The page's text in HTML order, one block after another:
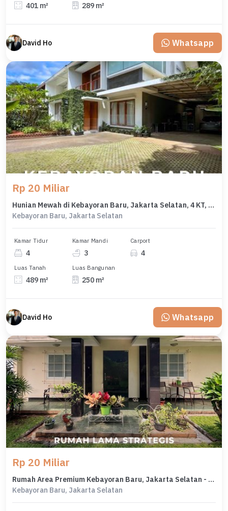
401 m² 289 m²
David Ho Whatsapp
Rp 20 Miliar
Hunian Mewah di Kebayoran Baru, Jakarta Selatan, 4 KT, LT 489m²
Kebayoran Baru, Jakarta Selatan
Kamar Tidur
4
Kamar Mandi
3
Carport
4
Luas Tanah
489 m²
Luas Bangunan
250 m²
David Ho Whatsapp
Rp 20 Miliar
Rumah Area Premium Kebayoran Baru, Jakarta Selatan - Harga Menarik 20 Miliar
Kebayoran Baru, Jakarta Selatan